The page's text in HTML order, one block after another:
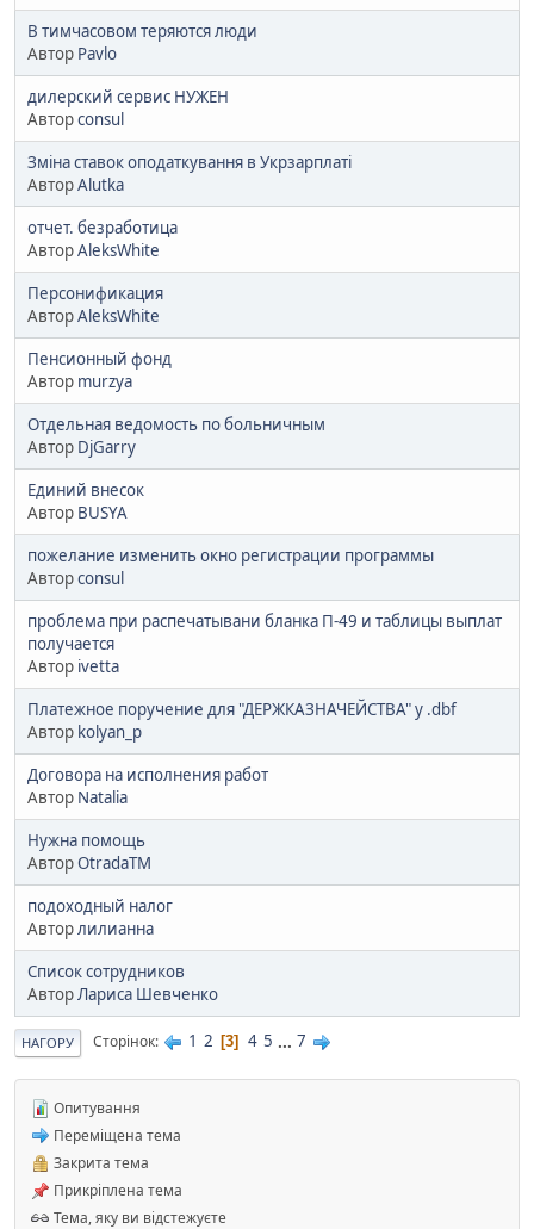
В тимчасовом теряются люди
Автор Pavlo
дилерский сервис НУЖЕН
Авторconsul
Зміна ставок оподаткування в Укрзарплаті
АвторAlutka
отчет. безработица
АвторAleksWhite
Персонификация
АвторAleksWhite
Пенсионный фонд
Автор murzya
Отдельная ведомость по больничным
Автор DjGarry
Единий внесок
Автор BUSYA
пожелание изменить окно регистрации программы
Авторconsul
проблема при распечатывани бланка П-49 и таблицы выплат
получается
Автор ivetta
Платежное поручение для "ДЕРЖКАЗНАЧЕЙСТВА" у .dbf
Автор kolyan_p
Договора на исполнения работ
Автор Natalia
Нужна помощь
АвторOtradaTM
подоходный налог
Авторлилианна
Список сотрудников
Автор Лариса Шевченко
НАГОРУ Сторінок 1 2 3 4 5 ... 7
Опитування
Переміщена тема
Закрита тема
Прикріплена тема
Тема, яку ви відстежуєте